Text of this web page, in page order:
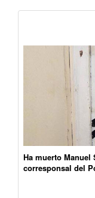
Ha muerto Manuel
corresponsal del